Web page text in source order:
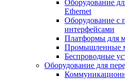
Оборудование
Ethernet
Оборудование с
интерфейсами
Платформы для
Промышленные
Беспроводные
Оборудование для